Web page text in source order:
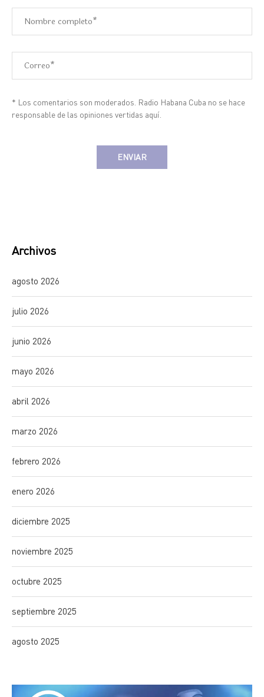
* Los comentarios son moderados. Radio Habana Cuba no se hace
responsable de las opiniones vertidas aquí.
Archivos
agosto 2026
julio 2026
junio 2026
mayo 2026
abril 2026
marzo 2026
febrero 2026
enero 2026
diciembre 2025
noviembre 2025
octubre 2025
septiembre 2025
agosto 2025